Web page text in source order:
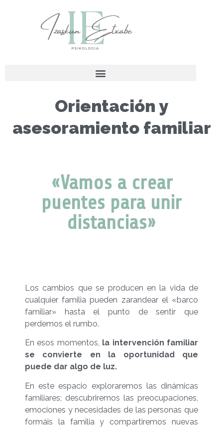
Orientación y
asesoramiento familiar
«Vamos a crear
puentes para unir
distancias»
Los cambios que se producen en la vida de
cualquier familia pueden zarandear el «barco
familiar» hasta el punto de sentir que
perdemos el rumbo.
En esos momentos, la intervención familiar
se convierte en la oportunidad que
puede dar algo de luz.
En este espacio exploraremos las dinámicas
familiares; descubriremos las preocupaciones,
emociones y necesidades de las personas que
formáis la familia y compartiremos nuevas